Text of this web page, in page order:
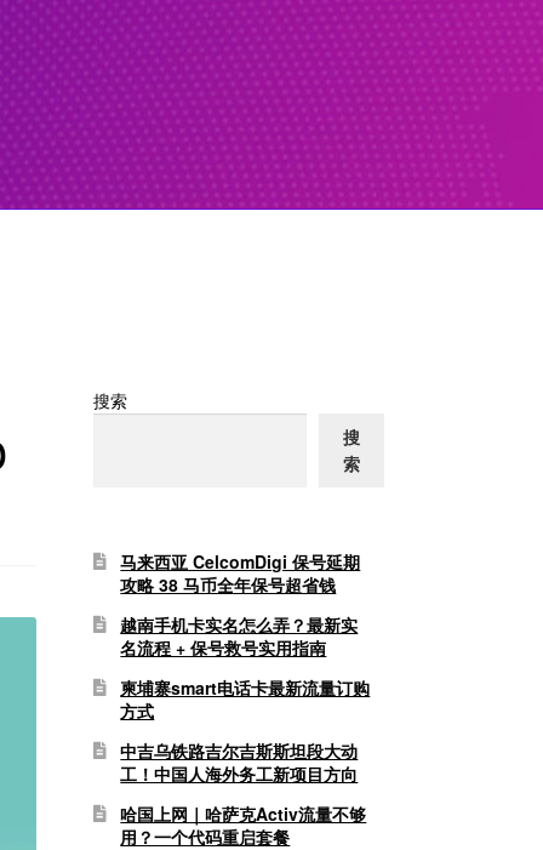
搜索
搜
索
马来西亚 CelcomDigi 保号延期
攻略 38 马币全年保号超省钱
越南手机卡实名怎么弄？最新实
名流程 + 保号救号实用指南
柬埔寨smart电话卡最新流量订购
方式
中吉乌铁路吉尔吉斯斯坦段大动
工！中国人海外务工新项目方向
哈国上网｜哈萨克Activ流量不够
用？一个代码重启套餐